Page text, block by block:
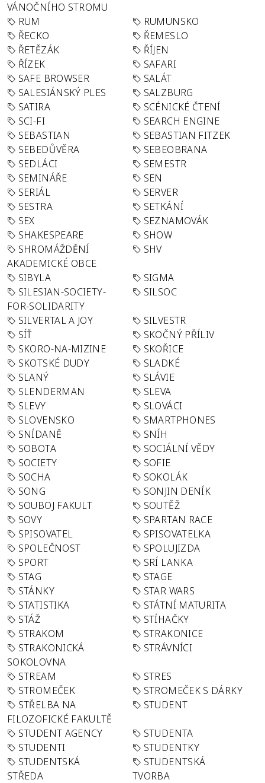
VÁNOČNÍHO STROMU
RUM
RUMUNSKO
ŘECKO
ŘEMESLO
ŘETĚZÁK
ŘÍJEN
ŘÍZEK
SAFARI
SAFE BROWSER
SALÁT
SALESIÁNSKÝ PLES
SALZBURG
SATIRA
SCÉNICKÉ ČTENÍ
SCI-FI
SEARCH ENGINE
SEBASTIAN
SEBASTIAN FITZEK
SEBEDŮVĚRA
SEBEOBRANA
SEDLÁCI
SEMESTR
SEMINÁŘE
SEN
SERIÁL
SERVER
SESTRA
SETKÁNÍ
SEX
SEZNAMOVÁK
SHAKESPEARE
SHOW
SHROMÁŽDĚNÍ
AKADEMICKÉ OBCE
SHV
SIBYLA
SIGMA
SILESIAN-SOCIETY-
FOR-SOLIDARITY
SILSOC
SILVERTAL A JOY
SILVESTR
SÍŤ
SKOČNÝ PŘÍLIV
SKORO-NA-MIZINE
SKOŘICE
SKOTSKÉ DUDY
SLADKÉ
SLANÝ
SLÁVIE
SLENDERMAN
SLEVA
SLEVY
SLOVÁCI
SLOVENSKO
SMARTPHONES
SNÍDANĚ
SNÍH
SOBOTA
SOCIÁLNÍ VĚDY
SOCIETY
SOFIE
SOCHA
SOKOLÁK
SONG
SONJIN DENÍK
SOUBOJ FAKULT
SOUTĚŽ
SOVY
SPARTAN RACE
SPISOVATEL
SPISOVATELKA
SPOLEČNOST
SPOLUJIZDA
SPORT
SRÍ LANKA
STAG
STAGE
STÁNKY
STAR WARS
STATISTIKA
STÁTNÍ MATURITA
STÁŽ
STÍHAČKY
STRAKOM
STRAKONICE
STRAKONICKÁ
SOKOLOVNA
STRÁVNÍCI
STREAM
STRES
STROMEČEK
STROMEČEK S DÁRKY
STŘELBA NA
FILOZOFICKÉ FAKULTĚ
STUDENT
STUDENT AGENCY
STUDENTA
STUDENTI
STUDENTKY
STUDENTSKÁ
STŘEDA
STUDENTSKÁ
TVORBA